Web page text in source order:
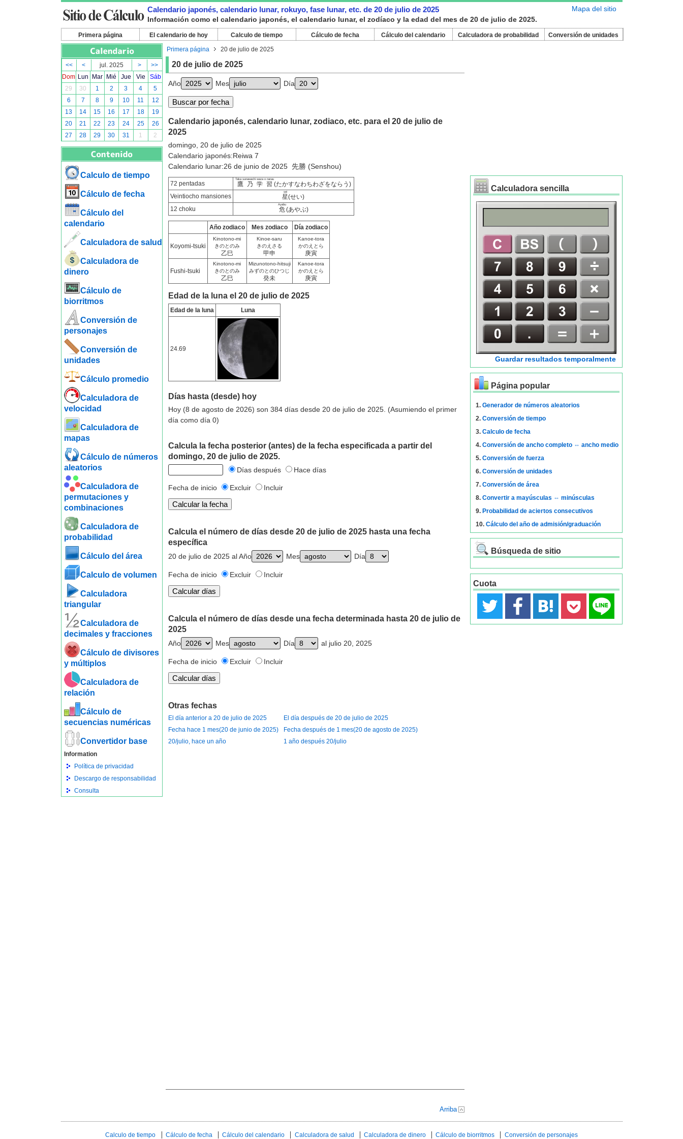
Mapa del sitio
Calendario japonés, calendario lunar, rokuyo, fase lunar, etc. de 20 de julio de 2025
Información como el calendario japonés, el calendario lunar, el zodíaco y la edad del mes de 20 de julio de 2025.
Primera página El calendario de hoy Calculo de tiempo Cálculo de fecha Cálculo del calendario Calculadora de probabilidad Conversión de unidades
<< < jul. 2025 >
>>
Dom Lun Mar Mié Jue Vie
Sáb
29
30 1 2 3 4
5
6
7 8 9 10 11
12
13
14 15 16 17 18
19
20
21 22 23 24 25
26
27
28 29 30 31 1 2
Calculo de tiempo
Cálculo de fecha
Cálculo del
calendario
Calculadora de salud
Calculadora de
dinero
Cálculo de
biorritmos
Conversión de
personajes
Conversión de
unidades
Cálculo promedio
Calculadora de
velocidad
Calculadora de
mapas
Cálculo de números
aleatorios
Calculadora de
permutaciones y
combinaciones
Calculadora de
probabilidad
Cálculo del área
Calculo de volumen
Calculadora
triangular
Calculadora de
decimales y fracciones
Cálculo de divisores
y múltiplos
Calculadora de
relación
Cálculo de
secuencias numéricas
Convertidor base
Information
Política de privacidad
Descargo de responsabilidad
Consulta
Primera página 20 de julio de 2025
20 de julio de 2025
Año Mes Día
Calendario japonés, calendario lunar, zodiaco, etc. para el 20 de julio de
2025
domingo, 20 de julio de 2025
Calendario japonés:Reiwa 7
Calendario lunar:26 de junio de 2025 先勝 (Senshou)
72 pentadas 鷹乃学習
Taka sunawachi waza o narau
(たかすなわちわざをならう)
Veintiocho mansiones
星
sei
(せい)
12 choku
危
Ayabu
(あやぶ)
Año zodiaco Mes zodiaco Día zodiaco
Koyomi-tsuki
Kinotono-mi
きのとのみ
乙巳
Kinoe-saru
きのえさる
甲申
Kanoe-tora
かのえとら
庚寅
Fushi-tsuki
Kinotono-mi
きのとのみ
乙巳
Mizunotono-hitsuji
みずのとのひつじ
癸未
Kanoe-tora
かのえとら
庚寅
Edad de la luna el 20 de julio de 2025
Edad de la luna Luna
24.69
Días hasta (desde) hoy
Hoy (8 de agosto de 2026) son 384 días desde 20 de julio de 2025. (Asumiendo el primer
día como día 0)
Calcula la fecha posterior (antes) de la fecha especificada a partir del
domingo, 20 de julio de 2025.
Días después Hace días
Fecha de inicio Excluir Incluir
Calcula el número de días desde 20 de julio de 2025 hasta una fecha
específica
20 de julio de 2025 al Año Mes Día
Fecha de inicio Excluir Incluir
Calcula el número de días desde una fecha determinada hasta 20 de julio de
2025
Año Mes Día al julio 20, 2025
Fecha de inicio Excluir Incluir
Otras fechas
El día anterior a 20 de julio de 2025
El día después de 20 de julio de 2025
Fecha hace 1 mes(20 de junio de 2025)
Fecha después de 1 mes(20 de agosto de 2025)
20/julio, hace un año
1 año después 20/julio
Arriba
Calculadora sencilla
Guardar resultados temporalmente
Página popular
1. Generador de números aleatorios
2. Conversión de tiempo
3. Calculo de fecha
4. Conversión de ancho completo ⇔ ancho medio
5. Conversión de fuerza
6. Conversión de unidades
7. Conversión de área
8. Convertir a mayúsculas ⇔ minúsculas
9. Probabilidad de aciertos consecutivos
10. Cálculo del año de admisión/graduación
Búsqueda de sitio
Cuota
Calculo de tiempo Cálculo de fecha Cálculo del calendario Calculadora de salud Calculadora de dinero Cálculo de biorritmos Conversión de personajes